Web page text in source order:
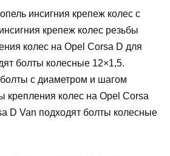
инсигния крепеж колес с
крепеж колес резьбы
колес на Opel Corsa D для
болты колесные 12×1,5.
с диаметром и шагом
крепления колес на Opel Corsa
D Van подходят болты колесные